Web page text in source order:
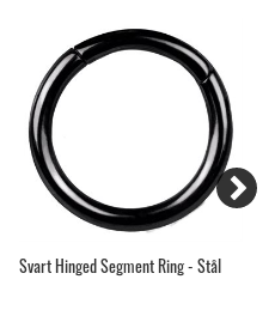
Svart Hinged Segment Ring - Stål